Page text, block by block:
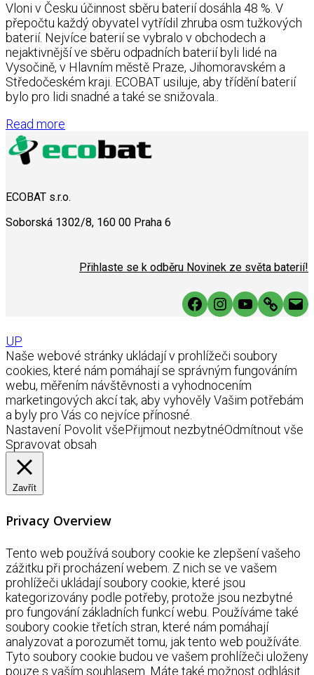
Vloni v Česku účinnost sběru baterií dosáhla 48 %. V
přepočtu každý obyvatel vytřídil zhruba osm tužkových
baterií. Nejvíce baterií se vybralo v obchodech a
nejaktivnější ve sběru odpadních baterií byli lidé na
Vysočině, v Hlavním městě Praze, Jihomoravském a
Středočeském kraji. ECOBAT usiluje, aby třídění baterií
bylo pro lidi snadné a také se snižovala..
Read more
ECOBAT s.r.o.
Soborská 1302/8, 160 00 Praha 6
Přihlaste se k odběru Novinek ze světa baterií!
Facebook
Instagram
YouTube
Link
UP
Naše webové stránky ukládají v prohlížeči soubory
cookies, které nám pomáhají se správným fungováním
webu, měřením návštěvnosti a vyhodnocením
marketingových akcí tak, aby vyhověly Vašim potřebám
a byly pro Vás co nejvíce přínosné.
Nastavení Povolit všePřijmout nezbytnéOdmítnout vše
Spravovat obsah
Zavřít
Privacy Overview
Tento web používá soubory cookie ke zlepšení vašeho
zážitku při procházení webem. Z nich se ve vašem
prohlížeči ukládají soubory cookie, které jsou
kategorizovány podle potřeby, protože jsou nezbytné
pro fungování základních funkcí webu. Používáme také
soubory cookie třetích stran, které nám pomáhají
analyzovat a porozumět tomu, jak tento web používáte.
Tyto soubory cookie budou ve vašem prohlížeči uloženy
pouze s vaším souhlasem. Máte také možnost odhlásit